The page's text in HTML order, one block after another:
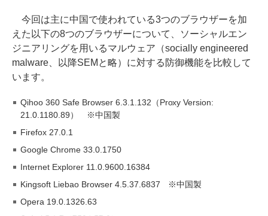
今回は主に中国で使われている3つのブラウザーを加
えた以下の8つのブラウザーについて、ソーシャルエン
ジニアリングを用いるマルウェア（socially engineered
malware、以降SEMと略）に対する防御機能を比較して
います。
Qihoo 360 Safe Browser 6.3.1.132（Proxy Version:
21.0.1180.89） ※中国製
Firefox 27.0.1
Google Chrome 33.0.1750
Internet Explorer 11.0.9600.16384
Kingsoft Liebao Browser 4.5.37.6837 ※中国製
Opera 19.0.1326.63